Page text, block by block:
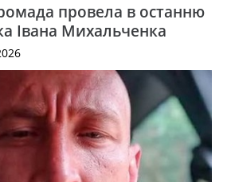
провела в останню
Івана Михальченка